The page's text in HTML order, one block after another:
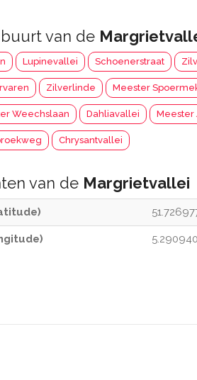
van de
Lupinevallei Schoenerstraat
Zilverlinde Meester
Weechslaan Dahliavallei Meester
Chrysantvallei
van de Margrietvallei